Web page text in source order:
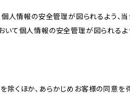
人情報の安全管理が図られるよう、
て個人情報の安全管理が図られるよ
くほか、あらかじめお客様の同意を